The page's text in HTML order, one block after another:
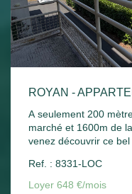
ROYAN -
A seulement 200
marché et 1600m de la plage de la Grande-Conche,
venez découvrir ce
chambre, un balcon
une salle de bain, un
Ref. : 8331-LOC
Loyer 648 €/mois